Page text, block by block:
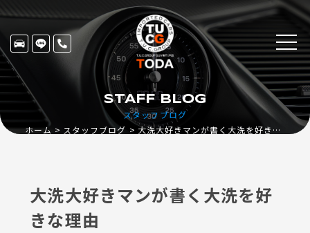
スタッフブログ
STAFF BLOG
ホーム スタッフブログ 大洗大好きマンが書く大洗を好きな理由
大洗大好きマンが書く大洗を好
きな理由